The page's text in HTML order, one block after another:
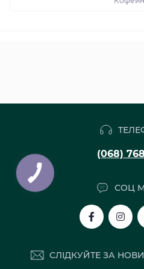
(068)
СОЦ
СЛІДКУЙТЕ ЗА